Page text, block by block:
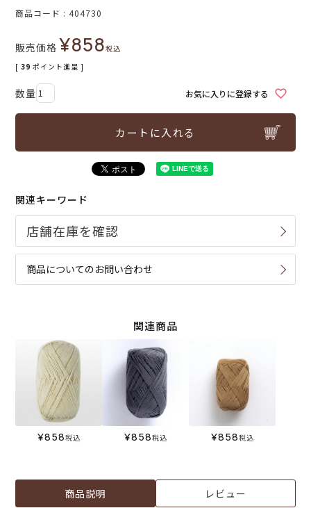
商品コード 404730
販売価格 ¥858税込
[ 39 ポイント進呈 ]
お気に入りに登録する
カートに入れる
関連キーワード
商品についてのお問い合わせ
関連商品
¥858税込 ¥858税込 ¥858税込
商品説明 レビュー